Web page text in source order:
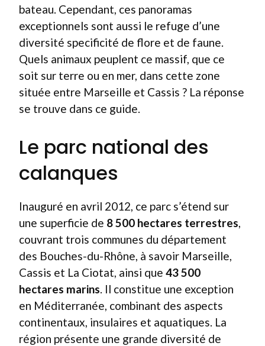
bateau. Cependant, ces panoramas
exceptionnels sont aussi le refuge d’une
diversité specificité de flore et de faune.
Quels animaux peuplent ce massif, que ce
soit sur terre ou en mer, dans cette zone
située entre Marseille et Cassis ? La réponse
se trouve dans ce guide.
Le parc national des
calanques
Inauguré en avril 2012, ce parc s’étend sur
une superficie de 8 500 hectares terrestres
couvrant trois communes du département
des Bouches-du-Rhône, à savoir Marseille,
Cassis et La Ciotat, ainsi que 43 500
hectares marins . Il constitue une exception
en Méditerranée, combinant des aspects
continentaux, insulaires et aquatiques. La
région présente une grande diversité de